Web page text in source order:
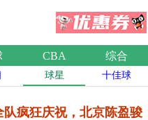
CBA 综合
球星 十佳球
疯狂庆祝，北京陈盈骏